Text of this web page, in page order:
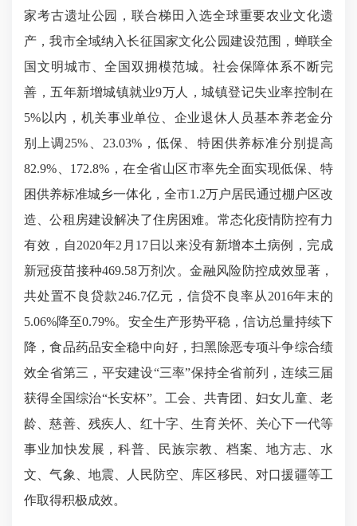
家考古遗址公园，联合梯田入选全球重要农业文化遗
产，我市全域纳入长征国家文化公园建设范围，蝉联全
国文明城市、全国双拥模范城。社会保障体系不断完
善，五年新增城镇就业9万人，城镇登记失业率控制在
5%以内，机关事业单位、企业退休人员基本养老金分
别上调25%、23.03%，低保、特困供养标准分别提高
82.9%、172.8%，在全省山区市率先全面实现低保、特
困供养标准城乡一体化，全市1.2万户居民通过棚户区改
造、公租房建设解决了住房困难。常态化疫情防控有力
有效，自2020年2月17日以来没有新增本土病例，完成
新冠疫苗接种469.58万剂次。金融风险防控成效显著，
共处置不良贷款246.7亿元，信贷不良率从2016年末的
5.06%降至0.79%。安全生产形势平稳，信访总量持续下
降，食品药品安全稳中向好，扫黑除恶专项斗争综合绩
效全省第三，平安建设“三率”保持全省前列，连续三届
获得全国综治“长安杯”。工会、共青团、妇女儿童、老
龄、慈善、残疾人、红十字、生育关怀、关心下一代等
事业加快发展，科普、民族宗教、档案、地方志、水
文、气象、地震、人民防空、库区移民、对口援疆等工
作取得积极成效。